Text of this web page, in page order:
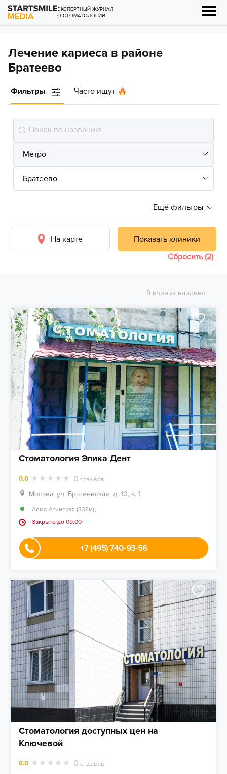
ЭКСПЕРТНЫЙ ЖУРНАЛ
О СТОМАТОЛОГИИ
Лечение кариеса в районе
Братеево
Фильтры Часто ищут
Ещё фильтры
На карте
Показать клиники
Сбросить (2)
9 клиник найдено
Стоматология Элика Дент
0.0 0 отзывов
Москва, ул. Братеевская, д. 10, к. 1
Алма-Атинская (338м),
Закрыто до 09:00
+7 (495) 740-93-56
Стоматология доступных цен на
Ключевой
0.0 0 отзывов